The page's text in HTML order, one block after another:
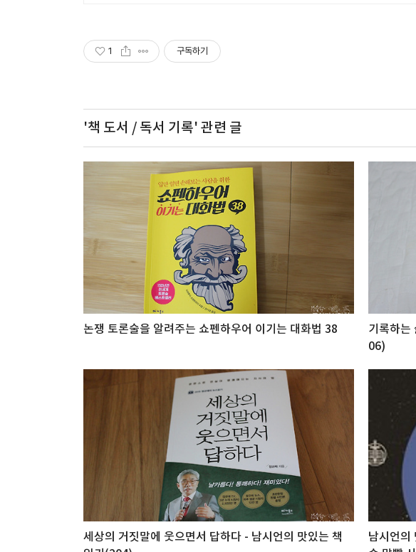
1 구독하기
'책 도서 / 독서 기록' 관련 글
논쟁 토론술을 알려주는 쇼펜하우어 이기는 대화법 38
기록하는
06)
세상의 거짓말에 웃으면서 답하다 - 남시언의 맛있는 책
남시언의